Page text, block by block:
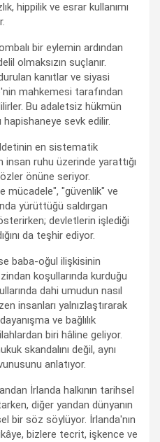
hippilik ve esrar kullanımı
bir eylemin ardından
olmaksızın suçlanır.
kanıtlar ve siyasi
mahkemesi tarafından
Bu adaletsiz hükmün
hapishaneye sevk edilir.
en sistematik
ruhu üzerinde yarattığı
önüne seriyor.
mücadele", "güvenlik" ve
yürüttüğü saldırgan
devletlerin işlediği
da teşhir ediyor.
baba-oğul ilişkisinin
koşullarında kurduğu
dahi umudun nasıl
insanları yalnızlaştırarak
ve bağlılık
biri hâline geliyor.
skandalını değil, aynı
anlatıyor.
İrlanda halkının tarihsel
diğer yandan dünyanın
bir söz söylüyor. İrlanda'nın
bizlere tecrit, işkence ve